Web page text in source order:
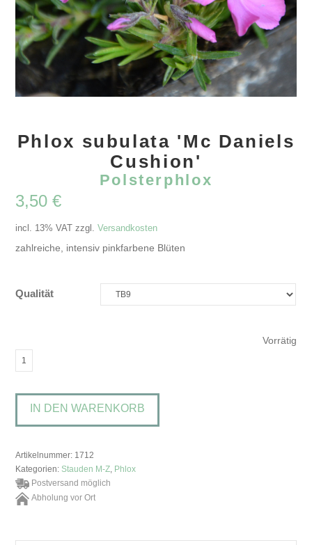
Phlox subulata 'Mc Daniels
Cushion'
Polsterphlox
3,50€
incl. 13% VAT zzgl.Versandkosten
zahlreiche, intensiv pinkfarbene Blüten
Qualität
Vorrätig
Phlox
'Mc
Daniels
Cushion'Polsterphlox
IN DEN WARENKORB
Artikelnummer: 1712
Kategorien: Stauden M-Z Phlox
Postversand möglich
Abholung vor Ort